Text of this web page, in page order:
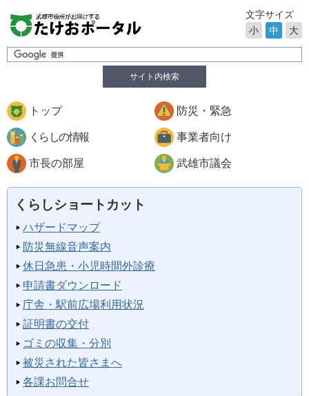
サイト内検索
文字サイズ
小
中 大
トップ 防災・緊急
くらしの情報 事業者向け
市長の部屋 武雄市議会
くらしショートカット
ハザードマップ
防災無線音声案内
休日急患・小児時間外診療
申請書ダウンロード
庁舎・駅前広場利用状況
証明書の交付
ゴミの収集・分別
被災された皆さまへ
各課お問合せ